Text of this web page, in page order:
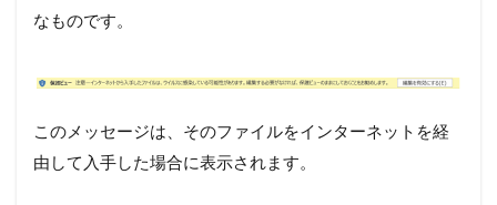
なものです。
このメッセージは、そのファイルをインターネットを経
由して入手した場合に表示されます。